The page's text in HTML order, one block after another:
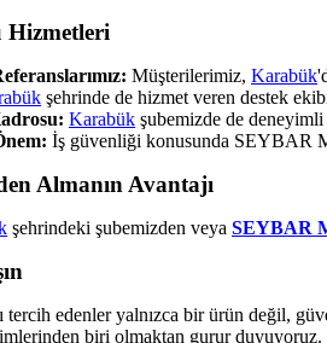
Hizmetleri
Müşterilerimiz, Karabük
şehrinde de hizmet veren destek
Karabük şubemizde de
İş güvenliği konusunda SEYBAR
Almanın Avantajı
şehrindeki şubemizden veya SEYBAR
edenler yalnızca bir ürün değil,
biri olmaktan gurur duyuyoruz.